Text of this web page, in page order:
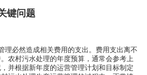
键问题
理必然造成相关费用的支出。费用支出离不
农村污水处理的年度预算，通常会参考上
并根据新年度的运营管理计划和目标制定